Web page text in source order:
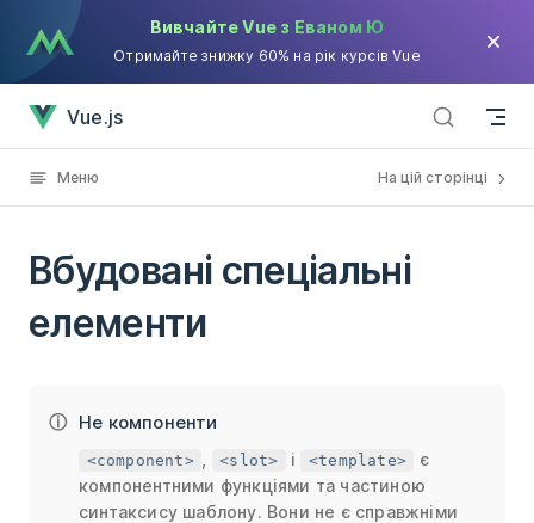
Skip to contentВивчайте Vue з Еваном Ю
Отримайте знижку 60% на рік курсів Vue
Vue.js
Меню На цій сторінці
Вбудовані спеціальні
елементи
Не компоненти
<component> <slot> і <template>
є
компонентними функціями та частиною
синтаксису шаблону. Вони не є справжніми